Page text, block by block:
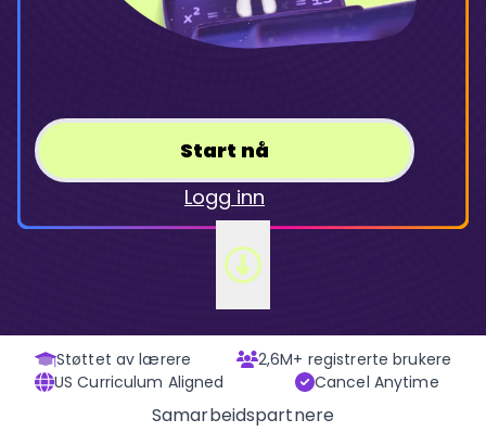
Start nå
Logg inn
Støttet av lærere
2,6M+ registrerte brukere
US Curriculum Aligned
Cancel Anytime
Samarbeidspartnere